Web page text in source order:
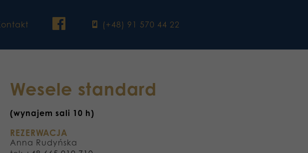
facebook(+48) 91 570 44 22
Wesele standard
(wynajem sali 10 h)
REZERWACJA
Anna Rudyńska